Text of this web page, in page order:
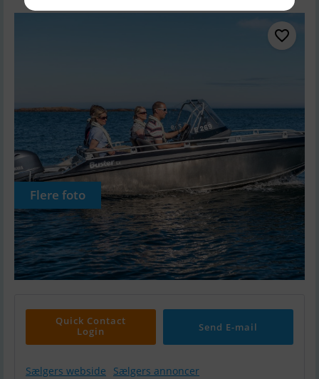
Flere foto
Quick Contact
Login
Send E-mail
Sælgers webside Sælgers annoncer